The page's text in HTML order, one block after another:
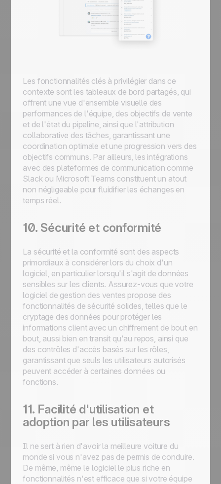
Les fonctionnalités clés à privilégier dans ce
contexte sont les tableaux de bord partagés, qui
offrent une vue d'ensemble visuelle des
performances de l'équipe, des objectifs de vente
et de l'état du pipeline, ainsi que l'attribution
collaborative des tâches, garantissant une
coordination optimale et une progression vers des
objectifs communs. Par ailleurs, les intégrations
avec des plateformes de communication comme
Slack ou Microsoft Teams constituent un atout
non négligeable pour fluidifier les échanges en
temps réel.
10. Sécurité et conformité
La sécurité et la conformité sont des aspects
primordiaux à considérer lors du choix d'un
logiciel, en particulier lorsqu'il s'agit de données
sensibles sur les clients. Assurez-vous que votre
logiciel de gestion des ventes propose des
fonctionnalités de sécurité solides, telles que le
cryptage des données pour protéger les
informations client avec un chiffrement de bout en
bout, aussi bien en transit qu'au repos, ainsi que
des contrôles d'accès basés sur les rôles,
garantissant que seuls les utilisateurs autorisés
peuvent accéder à certaines données ou
fonctions.
11. Facilité d'utilisation et
adoption par les utilisateurs
Il ne sert à rien d'avoir la meilleure voiture du
monde si vous n'avez pas de permis de conduire.
De même, même le logiciel le plus riche en
fonctionnalités n'est efficace que si votre équipe